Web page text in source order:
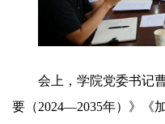
会上，学院党委书记
要（2024—2035年）》《